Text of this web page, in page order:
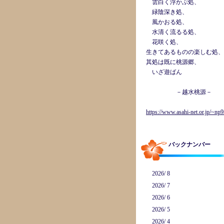
雲白く浮かぶ処、
緑陰深き処、
風かおる処、
水清く流るる処、
花咲く処、
生きてあるものの楽しむ処、
其処は既に桃源郷、
いざ遊ばん
－越水桃源－
https://www.asahi-net.or.jp/
バックナンバー
2026/ 8
2026/ 7
2026/ 6
2026/ 5
2026/ 4